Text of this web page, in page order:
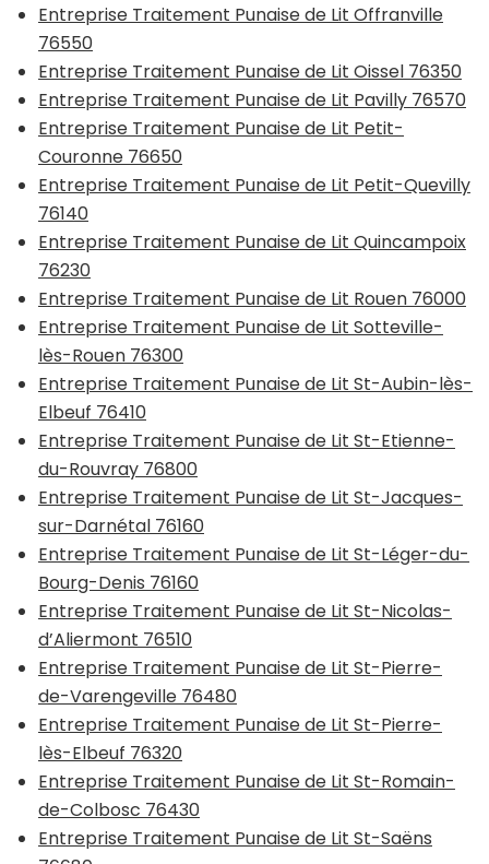
Entreprise Traitement Punaise de Lit Offranville
76550
Entreprise Traitement Punaise de Lit Oissel 76350
Entreprise Traitement Punaise de Lit Pavilly 76570
Entreprise Traitement Punaise de Lit Petit-
Couronne 76650
Entreprise Traitement Punaise de Lit Petit-Quevilly
76140
Entreprise Traitement Punaise de Lit Quincampoix
76230
Entreprise Traitement Punaise de Lit Rouen 76000
Entreprise Traitement Punaise de Lit Sotteville-
lès-Rouen 76300
Entreprise Traitement Punaise de Lit St-Aubin-lès-
Elbeuf 76410
Entreprise Traitement Punaise de Lit St-Etienne-
du-Rouvray 76800
Entreprise Traitement Punaise de Lit St-Jacques-
sur-Darnétal 76160
Entreprise Traitement Punaise de Lit St-Léger-du-
Bourg-Denis 76160
Entreprise Traitement Punaise de Lit St-Nicolas-
d’Aliermont 76510
Entreprise Traitement Punaise de Lit St-Pierre-
de-Varengeville 76480
Entreprise Traitement Punaise de Lit St-Pierre-
lès-Elbeuf 76320
Entreprise Traitement Punaise de Lit St-Romain-
de-Colbosc 76430
Entreprise Traitement Punaise de Lit St-Saëns